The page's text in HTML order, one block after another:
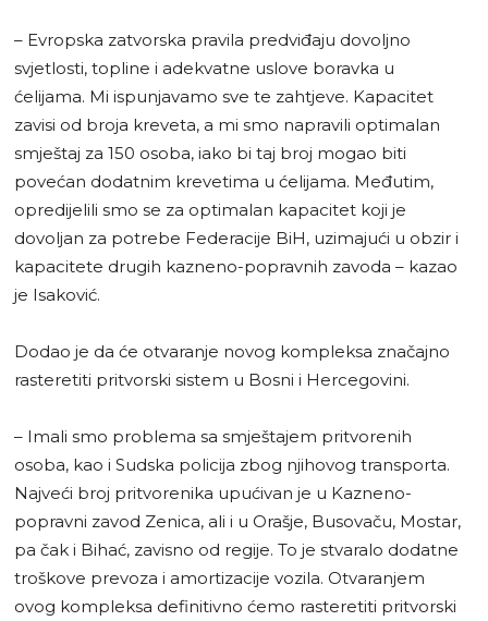
– Evropska zatvorska pravila predviđaju dovoljno
svjetlosti, topline i adekvatne uslove boravka u
ćelijama. Mi ispunjavamo sve te zahtjeve. Kapacitet
zavisi od broja kreveta, a mi smo napravili optimalan
smještaj za 150 osoba, iako bi taj broj mogao biti
povećan dodatnim krevetima u ćelijama. Međutim,
opredijelili smo se za optimalan kapacitet koji je
dovoljan za potrebe Federacije BiH, uzimajući u obzir i
kapacitete drugih kazneno-popravnih zavoda – kazao
je Isaković.
Dodao je da će otvaranje novog kompleksa značajno
rasteretiti pritvorski sistem u Bosni i Hercegovini.
– Imali smo problema sa smještajem pritvorenih
osoba, kao i Sudska policija zbog njihovog transporta.
Najveći broj pritvorenika upućivan je u Kazneno-
popravni zavod Zenica, ali i u Orašje, Busovaču, Mostar,
pa čak i Bihać, zavisno od regije. To je stvaralo dodatne
troškove prevoza i amortizacije vozila. Otvaranjem
ovog kompleksa definitivno ćemo rasteretiti pritvorski